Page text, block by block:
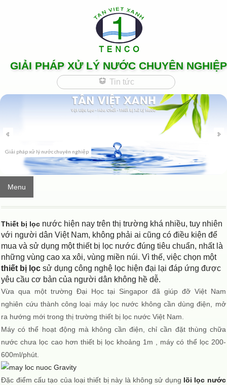
GIẢI PHÁP XỬ LÝ NƯỚC CHUYÊN NGHIỆP
Tin tức
Giải pháp xử lý nước chuyên nghiệp
Menu
Thiết bị lọc nước hiện nay trên thị trường khá nhiều, tuy nhiên
với người dân Việt Nam, không phải ai cũng có điều kiện để
mua và sử dụng một thiết bị lọc nước đúng tiêu chuẩn, nhất là
những vùng cao xa xôi, vùng miền núi. Vì thế, việc chọn một
thiết bị lọc sử dụng công nghệ lọc hiện đại lại đáp ứng được
yêu cầu cơ bản của người dân không hề dễ.
Vừa qua một trường Đại Học tại Singapor đã giúp đỡ Việt Nam
nghiên cứu thành công loại máy lọc nước không cần dùng điện, mở
ra hướng mới trong thị trường thiết bị lọc nước Việt Nam.
Máy có thể hoạt động mà không cần điện, chỉ cần đặt thùng chữa
nước chưa lọc cao hơn thiết bị lọc khoảng 1m , máy có thể lọc 200-
600ml/phút.
Đặc điểm cấu tạo của loại thiết bị này là không sử dụng lõi lọc nước